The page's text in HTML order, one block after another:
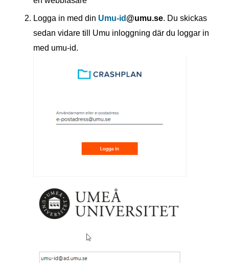
Logga in med din Umu-id @umu.se. Du skickas
sedan vidare till Umu inloggning där du loggar in
med umu-id.